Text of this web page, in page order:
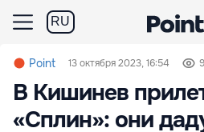
RU
Point 13 октября 2023, 16:54
В Кишинев
«Сплин»: они